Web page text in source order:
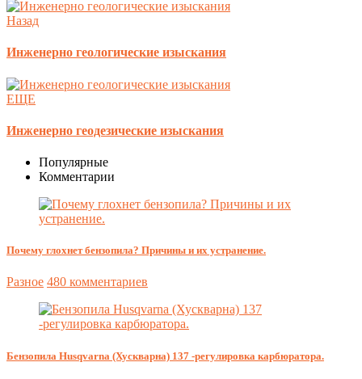
Назад
Инженерно геологические изыскания
ЕЩЕ
Инженерно геодезические изыскания
Популярные
Комментарии
Почему глохнет бензопила? Причины и их устранение.
Разное 480 комментариев
Бензопила Husqvarna (Хускварна) 137 -регулировка карбюратора.